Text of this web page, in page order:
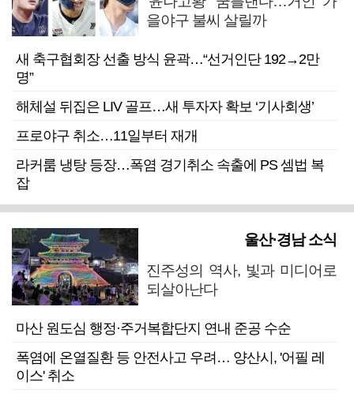
을야구 불씨 살릴까
새 축구협회장 선출 방식 윤곽…“선거인단 192→2만
명”
해체설 뒤집은 LIV 골프…새 투자자 확보 ‘기사회생’
프로야구 취소…11일부터 재개
라커룸 냉탕 등장…폭염 경기취소 속출에 PS 셈법 복
잡
울산·경남 소식
진주성의 역사, 빛과 미디어로
되살아난다
마산 원도심 행정·주거복합단지 연내 준공 수순
폭염에 온열질환 등 안전사고 우려… 양산시, '어필 레
이스' 취소